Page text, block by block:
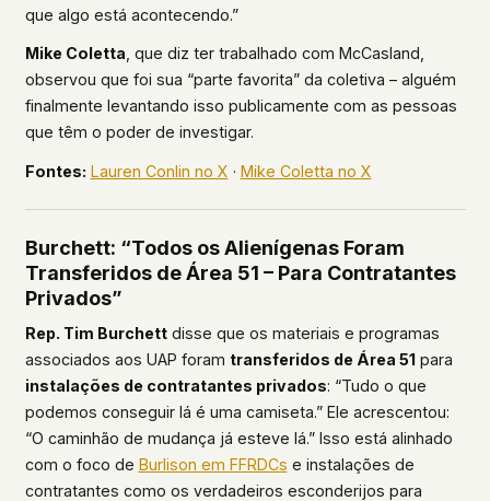
que algo está acontecendo.”
Mike Coletta , que diz ter trabalhado com McCasland,
observou que foi sua “parte favorita” da coletiva – alguém
finalmente levantando isso publicamente com as pessoas
que têm o poder de investigar.
Fontes: Lauren Conlin no X · Mike Coletta no X
Burchett: “Todos os Alienígenas Foram
Transferidos de Área 51 – Para Contratantes
Privados”
Rep. Tim Burchettdisse que os materiais e programas
associados aos UAP foram transferidos de Área 51para
instalações de contratantes privados: “Tudo o que
podemos conseguir lá é uma camiseta.” Ele acrescentou:
“O caminhão de mudança já esteve lá.” Isso está alinhado
com o foco de Burlison em FFRDCs e instalações de
contratantes como os verdadeiros esconderijos para